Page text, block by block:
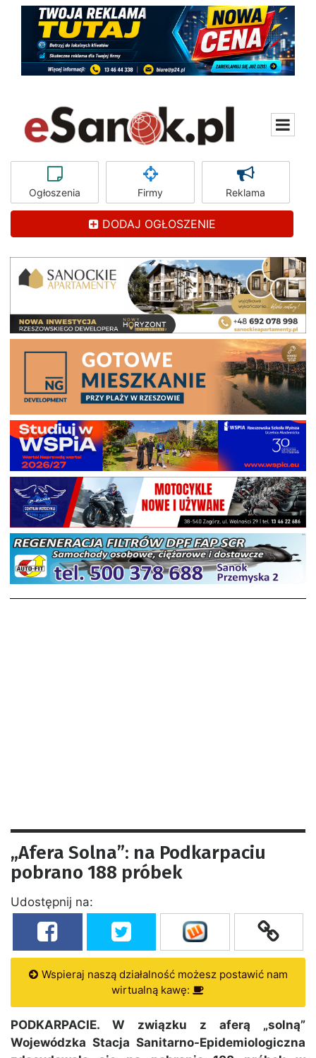
Ogłoszenia Firmy Reklama
DODAJ OGŁOSZENIE
„Afera Solna”: na Podkarpaciu
pobrano 188 próbek
Udostępnij na:
Wspieraj naszą działalność możesz postawić nam
wirtualną kawę:
PODKARPACIE. W związku z aferą „solną”
Wojewódzka Stacja Sanitarno-Epidemiologiczna